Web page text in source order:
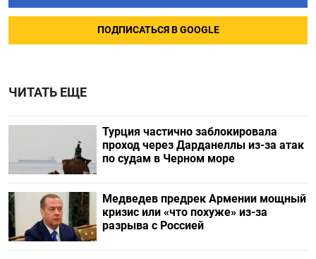
ПОДПИСАТЬСЯ В GOOGLE
ЧИТАТЬ ЕЩЕ
Турция частично заблокировала
проход через Дарданеллы из-за атак
по судам в Черном море
Медведев предрек Армении мощный
кризис или «что похуже» из-за
разрыва с Россией